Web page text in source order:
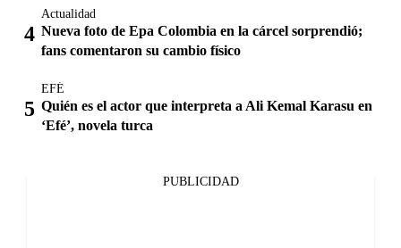
Actualidad
Nueva foto de Epa Colombia en la cárcel sorprendió;
fans comentaron su cambio físico
EFÉ
Quién es el actor que interpreta a Ali Kemal Karasu en
‘Efé’, novela turca
PUBLICIDAD